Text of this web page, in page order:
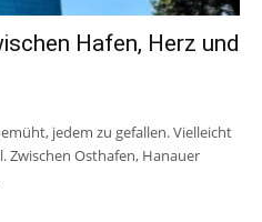
Hafen, Herz und
jedem zu gefallen. Vielleicht
Zwischen Osthafen, Hanauer